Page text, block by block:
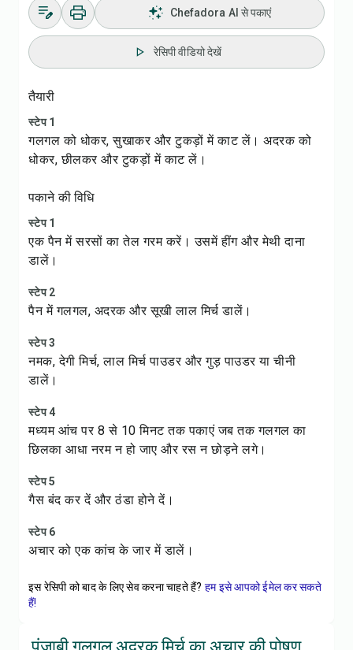
Chefadora AI से पकाएं
रेसिपी वीडियो देखें
तैयारी
स्टेप 1
गलगल को धोकर, सुखाकर और टुकड़ों में काट लें। अदरक को
धोकर, छीलकर और टुकड़ों में काट लें।
पकाने की विधि
स्टेप 1
एक पैन में सरसों का तेल गरम करें। उसमें हींग और मेथी दाना
डालें।
स्टेप 2
पैन में गलगल, अदरक और सूखी लाल मिर्च डालें।
स्टेप 3
नमक, देगी मिर्च, लाल मिर्च पाउडर और गुड़ पाउडर या चीनी
डालें।
स्टेप 4
मध्यम आंच पर 8 से 10 मिनट तक पकाएं जब तक गलगल का
छिलका आधा नरम न हो जाए और रस न छोड़ने लगे।
स्टेप 5
गैस बंद कर दें और ठंडा होने दें।
स्टेप 6
अचार को एक कांच के जार में डालें।
इस रेसिपी को बाद के लिए सेव करना चाहते हैं? हम इसे आपको ईमेल कर सकते
हैं!